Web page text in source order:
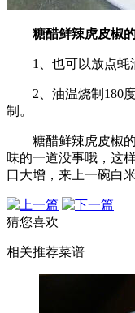
糖醋鲜辣虎皮椒的
1、也可以放点蚝
2、油温烧制180度
制。
糖醋鲜辣虎皮椒的
味的一道没事哦，这
口大增，来上一碗白
猜您喜欢
相关推荐菜谱